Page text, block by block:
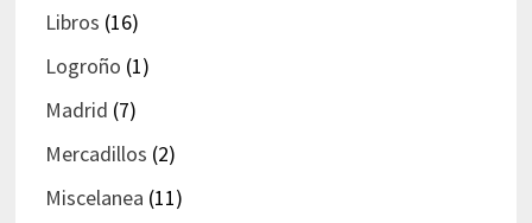
Libros (16)
Logroño (1)
Madrid (7)
Mercadillos (2)
Miscelanea (11)